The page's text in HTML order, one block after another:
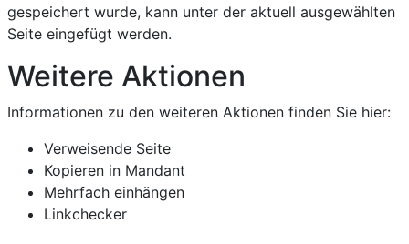
gespeichert wurde, kann unter der aktuell ausgewählten
Seite eingefügt werden.
Weitere Aktionen
Informationen zu den weiteren Aktionen finden Sie hier:
Verweisende Seite
Kopieren in Mandant
Mehrfach einhängen
Linkchecker